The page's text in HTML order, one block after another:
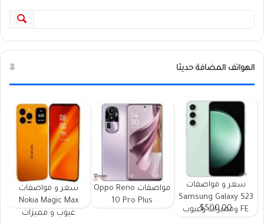
الهواتف المضافة حديثا
سعر و مواصفات
Samsung Galaxy S23
FE ومميزات وعيوب
$500.00
مواصفات Oppo Reno
10 Pro Plus
سعر و مواصفات
Nokia Magic Max
عيوب و مميزات